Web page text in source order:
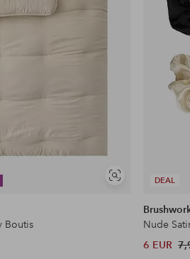
Näytä
Boutis
DEAL
Nude
6 EUR